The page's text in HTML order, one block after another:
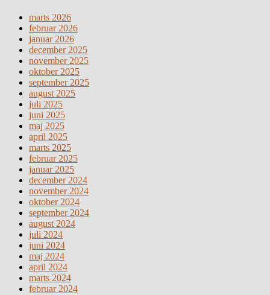
marts 2026
februar 2026
januar 2026
december 2025
november 2025
oktober 2025
september 2025
august 2025
juli 2025
juni 2025
maj 2025
april 2025
marts 2025
februar 2025
januar 2025
december 2024
november 2024
oktober 2024
september 2024
august 2024
juli 2024
juni 2024
maj 2024
april 2024
marts 2024
februar 2024